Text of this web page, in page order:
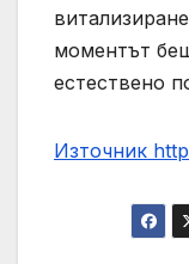
моментът
естествено
Източник